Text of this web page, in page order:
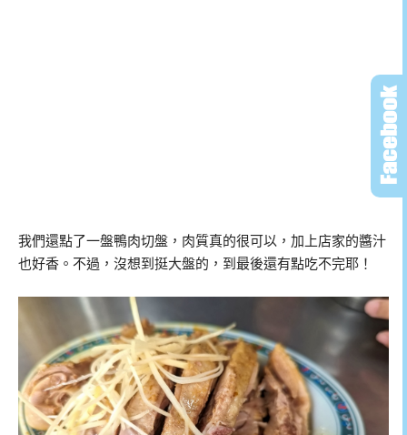
我們還點了一盤鴨肉切盤，肉質真的很可以，加上店家的醬汁
也好香。不過，沒想到挺大盤的，到最後還有點吃不完耶！